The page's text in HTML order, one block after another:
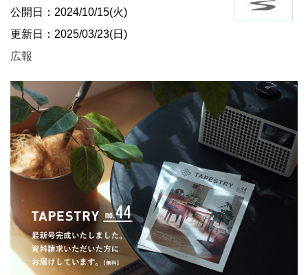
公開日：2024/10/15(火)
更新日：2025/03/23(日)
広報